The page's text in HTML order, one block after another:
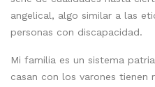
angelical, algo similar a las
personas con discapacidad.
Mi familia es un sistema
casan con los varones tienen